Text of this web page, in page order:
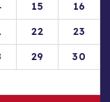
8
9
15
16
22
23